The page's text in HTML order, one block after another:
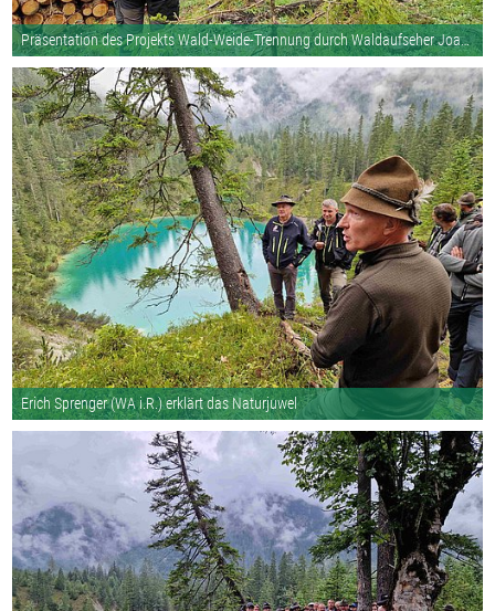
Präsentation des Projekts Wald-Weide-Trennung durch Waldaufseher Joachim
Erich Sprenger (WA i.R.) erklärt das Naturjuwel